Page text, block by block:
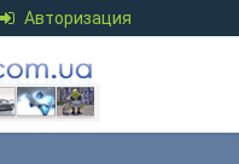
Авторизация